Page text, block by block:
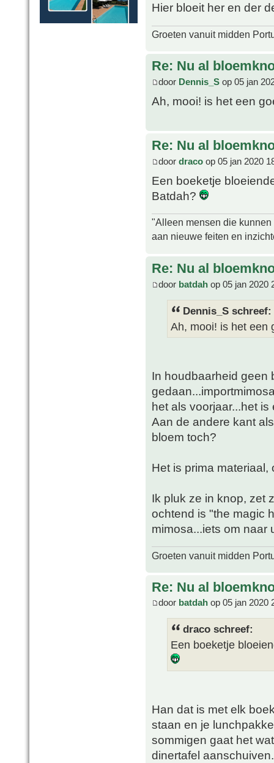
Hier bloeit her en der
Groeten vanuit midden
Re: Nu al
door Dennis_S op 05 jan
Ah, mooi! is het een
Re: Nu al
door draco op 05 jan 2020
Een boeketje
Batdah?
"Alleen mensen die
aan nieuwe feiten en
Re: Nu al
door batdah op 05 jan 2020
Dennis_S schreef:
Ah, mooi! is het een
In houdbaarheid geen
het als voorjaar...het
Aan de andere kant
bloem toch?
Het is prima
Ik pluk ze in knop, zet
ochtend is "the magic
mimosa...iets om naar
Groeten vanuit midden
Re: Nu al
door batdah op 05 jan 2020
draco schreef:
Een boeketje
Han dat is met elk
staan en je
sommigen gaat het
dinertafel